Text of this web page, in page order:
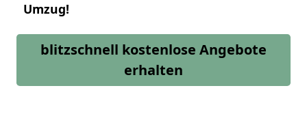
Umzug!
blitzschnell kostenlose Angebote
erhalten